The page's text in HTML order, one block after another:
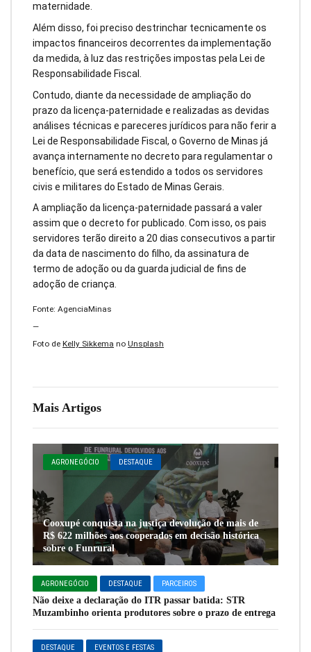
Mais Artigos
AGRONEGÓCIO DESTAQUE
Cooxupé conquista na justiça devolução de mais de
R$ 622 milhões aos cooperados em decisão histórica
sobre o Funrural
AGRONEGÓCIO DESTAQUE PARCEIROS
Não deixe a declaração do ITR passar batida: STR
Muzambinho orienta produtores sobre o prazo de entrega
DESTAQUE EVENTOS E FESTAS
maternidade.
Além disso, foi preciso destrinchar tecnicamente os
impactos financeiros decorrentes da implementação
da medida, à luz das restrições impostas pela Lei de
Responsabilidade Fiscal.
Contudo, diante da necessidade de ampliação do
prazo da licença-paternidade e realizadas as devidas
análises técnicas e pareceres jurídicos para não ferir a
Lei de Responsabilidade Fiscal, o Governo de Minas já
avança internamente no decreto para regulamentar o
benefício, que será estendido a todos os servidores
civis e militares do Estado de Minas Gerais.
A ampliação da licença-paternidade passará a valer
assim que o decreto for publicado. Com isso, os pais
servidores terão direito a 20 dias consecutivos a partir
da data de nascimento do filho, da assinatura de
termo de adoção ou da guarda judicial de fins de
adoção de criança.
Fonte: AgenciaMinas
—
Foto de Kelly Sikkema no Unsplash